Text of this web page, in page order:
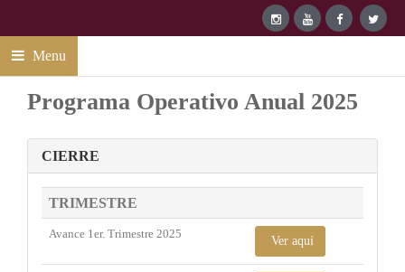
Menu
Programa Operativo Anual 2025
CIERRE
TRIMESTRE
Avance 1er. Trimestre 2025
Ver aquí